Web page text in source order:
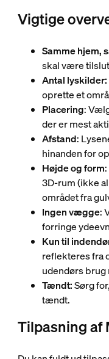
Vigtige
Samme hjem,
skal være
Antal lyskilder:
oprette et
Placering:
der er mest
Afstand:
hinanden for
Højde og form
3D-rum (ikke
området fra
Ingen vægge:
forringe
Kun til
reflekteres fra
udendørs
Tændt:Sørg
tændt.
Tilpasning af